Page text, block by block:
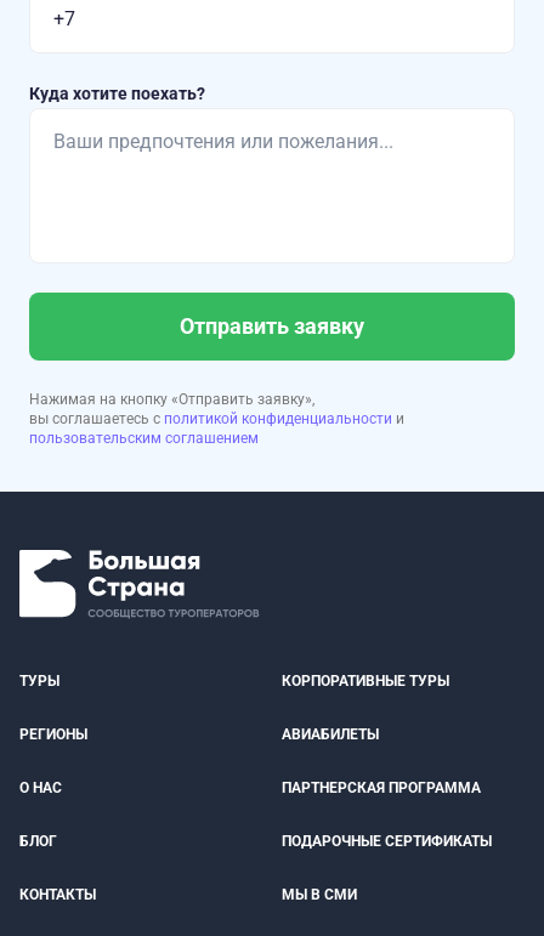
Куда хотите поехать?
Отправить заявку
Нажимая на кнопку «Отправить заявку»,
вы соглашаетесь с политикой конфиденциальности и
пользовательским соглашением
ТУРЫ КОРПОРАТИВНЫЕ ТУРЫ
РЕГИОНЫ АВИАБИЛЕТЫ
О НАС ПАРТНЕРСКАЯ ПРОГРАММА
БЛОГ ПОДАРОЧНЫЕ СЕРТИФИКАТЫ
КОНТАКТЫ МЫ В СМИ